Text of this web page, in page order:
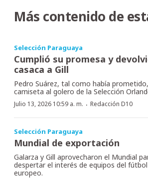
Más contenido de
Selección Paraguaya
Cumplió su promesa y
casaca a Gill
Pedro Suárez, tal como había
camiseta al golero de la Selección
Julio 13, 2026 10:59 a. m. · Redacción D10
Selección Paraguaya
Mundial de exportación
Galarza y Gill aprovecharon el Mundial
despertar el interés de equipos del fútbol
europeo.